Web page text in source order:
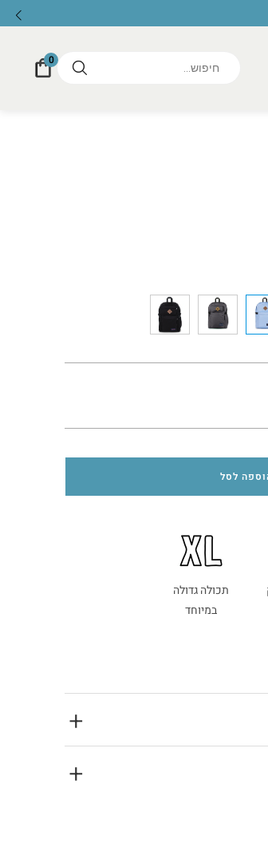
0
לסל
תכולה גדולה
במיוחד